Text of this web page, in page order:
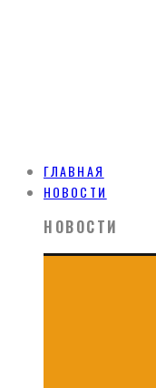
ГЛАВНАЯ
НОВОСТИ
НОВОСТИ